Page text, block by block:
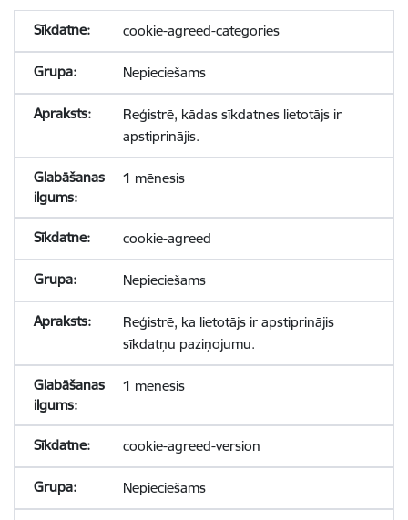
cookie-agreed-categories
Nepieciešams
Reģistrē, kādas sīkdatnes lietotājs ir
apstiprinājis.
1 mēnesis
cookie-agreed
Nepieciešams
Reģistrē, ka lietotājs ir apstiprinājis
sīkdatņu paziņojumu.
1 mēnesis
cookie-agreed-version
Nepieciešams